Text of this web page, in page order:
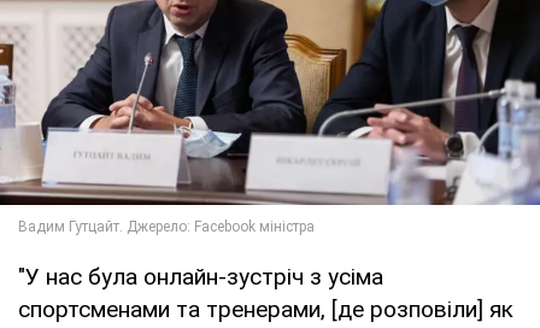
"У нас була онлайн-зустріч з усіма
спортсменами та тренерами, [де розповіли] як